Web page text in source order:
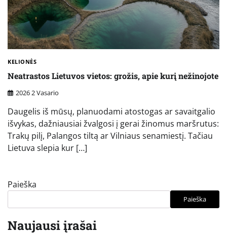
KELIONĖS
Neatrastos Lietuvos vietos: grožis, apie kurį nežinojote
2026 2 Vasario
Daugelis iš mūsų, planuodami atostogas ar savaitgalio
išvykas, dažniausiai žvalgosi į gerai žinomus maršrutus:
Trakų pilį, Palangos tiltą ar Vilniaus senamiestį. Tačiau
Lietuva slepia kur […]
Paieška
Paieška
Naujausi įrašai